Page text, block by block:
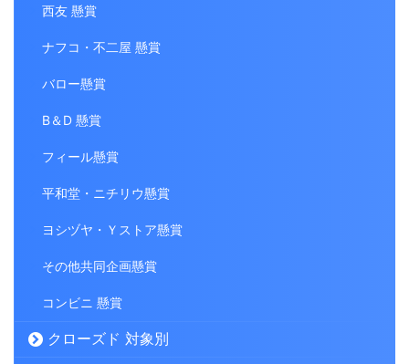
西友 懸賞
ナフコ・不二屋 懸賞
バロー懸賞
B＆D 懸賞
フィール懸賞
平和堂・ニチリウ懸賞
ヨシヅヤ・Ｙストア懸賞
その他共同企画懸賞
コンビニ 懸賞
クローズド 対象別